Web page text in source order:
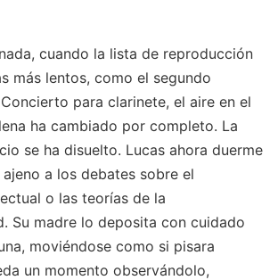
cuando la lista de reproducción
más lentos, como el segundo
para clarinete, el aire en el
ha cambiado por completo. La
se ha disuelto. Lucas ahora duerme
a los debates sobre el
o las teorías de la
Su madre lo deposita con cuidado
moviéndose como si pisara
un momento observándolo,